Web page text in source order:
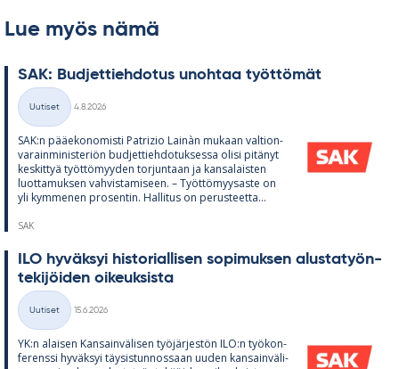
Lue myös nämä
SAK: Bud­jet­tieh­do­tus unoh­taa työt­tö­mät
Kategoriat
Uutiset
4.8.2026
SAK:n pää­e­ko­no­misti Pat­rizio Lainàn mu­kaan val­tion­
va­rain­mi­nis­te­riön bud­jet­tieh­do­tuk­sessa olisi pi­tä­nyt
kes­kit­tyä työt­tö­myy­den tor­jun­taan ja kan­sa­lais­ten
luot­ta­muk­sen vah­vis­ta­mi­seen. – Työt­tö­myy­saste on
yli kym­me­nen pro­sen­tin. Hal­li­tus on pe­rus­teetta...
SAK
ILO hy­väk­syi his­to­rial­li­sen so­pi­muk­sen alus­ta­työn­
te­ki­jöi­den oi­keuk­sista
Kategoriat
Uutiset
15.6.2026
YK:n alai­sen Kan­sain­vä­li­sen työ­jär­jes­tön ILO:n työ­kon­
fe­renssi hy­väk­syi täy­sis­tun­nos­saan uu­den kan­sain­vä­li­